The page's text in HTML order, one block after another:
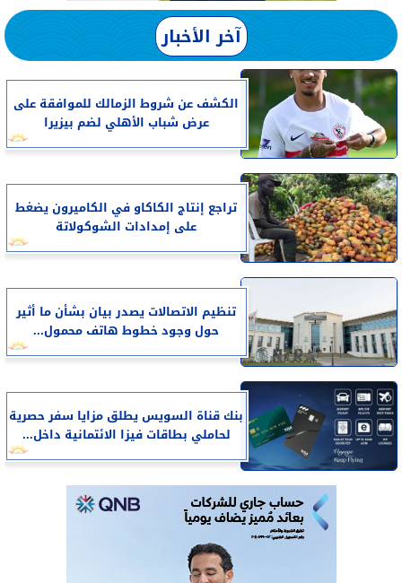
آخر الأخبار
الكشف عن شروط الزمالك للموافقة على
عرض شباب الأهلي لضم بيزيرا
تراجع إنتاج الكاكاو في الكاميرون يضغط
على إمدادات الشوكولاتة
تنظيم الاتصالات يصدر بيان بشأن ما أثير
حول وجود خطوط هاتف محمول...
بنك قناة السويس يطلق مزايا سفر حصرية
لحاملي بطاقات فيزا الائتمانية داخل...